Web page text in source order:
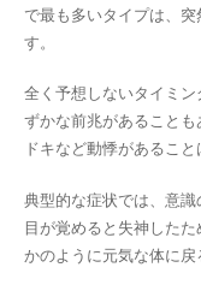
で最も多いタイプは、
す。
全く予想しないタイミ
ずかな前兆があること
ドキなど動悸があるこ
典型的な症状では、意識
目が覚めると失神した
かのように元気な体に戻